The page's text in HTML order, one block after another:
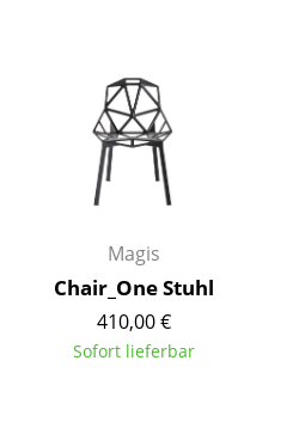
Teppiche
Vorhänge
... alle Accessoires
Zuhause
Wohnzimmer
Magis
Chair_One Stuhl
410,00 €
Sofort lieferbar